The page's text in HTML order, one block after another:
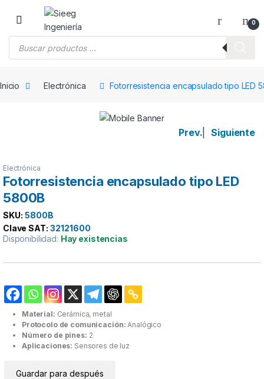
Saltar a la navegación
Saltar al contenido
0
Inicio Electrónica Fotorresistencia encapsulado tipo LED
Prev. Siguiente
Electrónica
Fotorresistencia encapsulado tipo LED
5800B
SKU: 5800B
Clave SAT: 32121600
Disponibilidad: Hay existencias
Material: Cerámica, metal
Protocolo de comunicación: Analógico
Número de pines: 2
Aplicaciones: Sensores de luz
Guardar para después